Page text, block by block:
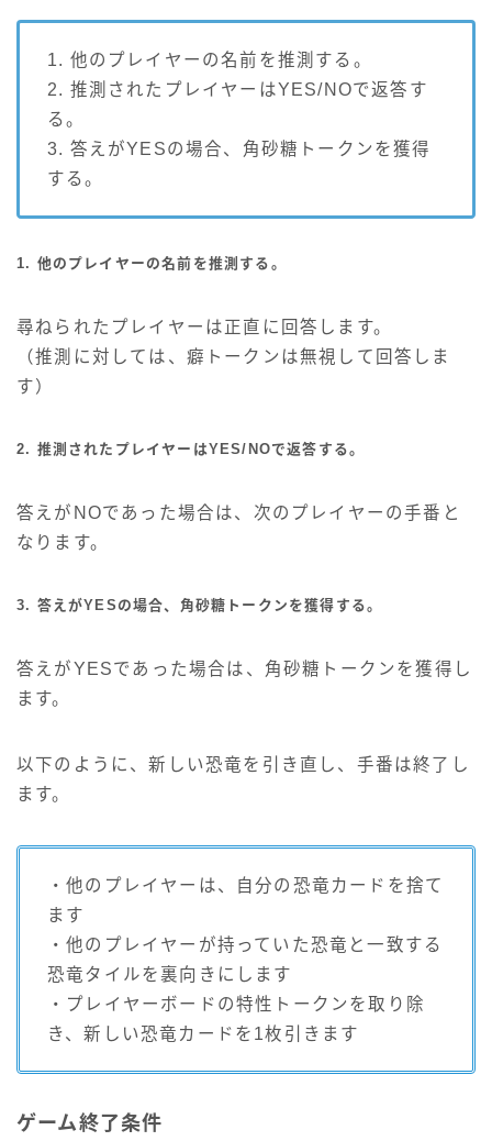
1. 他のプレイヤーの名前を推測する。
2. 推測されたプレイヤーはYES/NOで返答す
る。
3. 答えがYESの場合、角砂糖トークンを獲得
する。
1. 他のプレイヤーの名前を推測する。
尋ねられたプレイヤーは正直に回答します。
（推測に対しては、癖トークンは無視して回答しま
す）
2. 推測されたプレイヤーはYES/NOで返答する。
答えがNOであった場合は、次のプレイヤーの手番と
なります。
3. 答えがYESの場合、角砂糖トークンを獲得する。
答えがYESであった場合は、角砂糖トークンを獲得し
ます。
以下のように、新しい恐竜を引き直し、手番は終了し
ます。
・他のプレイヤーは、自分の恐竜カードを捨て
ます
・他のプレイヤーが持っていた恐竜と一致する
恐竜タイルを裏向きにします
・プレイヤーボードの特性トークンを取り除
き、新しい恐竜カードを1枚引きます
ゲーム終了条件